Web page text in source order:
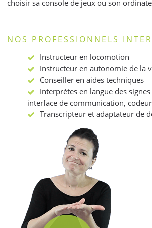
choisir sa console de jeux ou son
NOS PROFESSIONNELS
Instructeur en locomotion
Instructeur en autonomie de la
Conseiller en aides techniques
Interprètes en langue des signes
interface de communication, codeur
Transcripteur et adaptateur de